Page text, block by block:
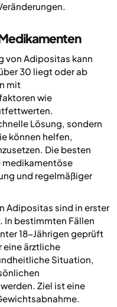
von Adipositas kann
30 liegt oder ab
mit
wie
Lösung, sondern
können helfen,
Die besten
medikamentöse
und regelmäßiger
Adipositas sind in erster
In bestimmten Fällen
18-Jährigen geprüft
eine ärztliche
Situation,
Ziel ist eine